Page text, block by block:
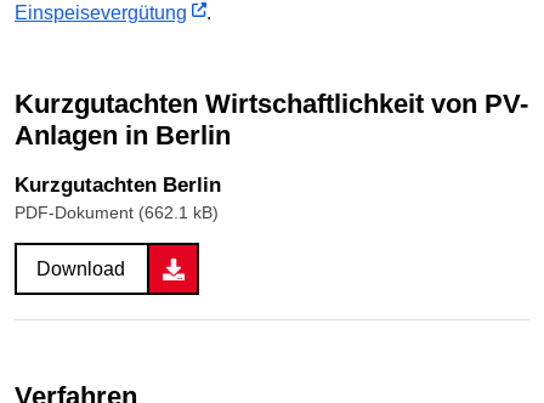
Einspeisevergütung
.
Kurzgutachten Wirtschaftlichkeit von PV-
Anlagen in Berlin
Kurzgutachten Berlin
PDF-Dokument (662.1 kB)
Download
Verfahren